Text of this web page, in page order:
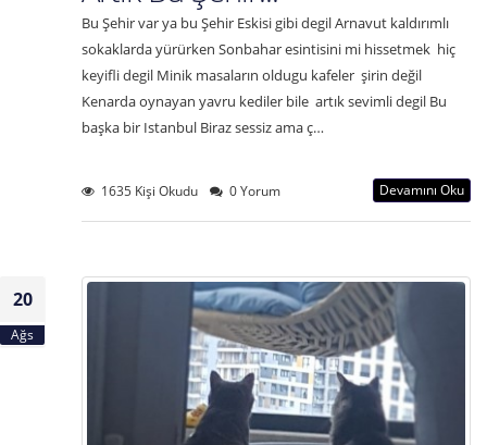
Bu Şehir var ya bu Şehir Eskisi gibi degil Arnavut kaldırımlı
sokaklarda yürürken Sonbahar esintisini mi hissetmek hiç
keyifli degil Minik masaların oldugu kafeler şirin değil
Kenarda oynayan yavru kediler bile artık sevimli degil Bu
başka bir Istanbul Biraz sessiz ama ç…
1635 Kişi Okudu 0 Yorum Devamını Oku
20
Ağs